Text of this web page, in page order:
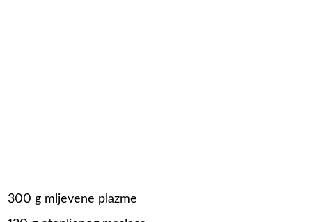
300 g mljevene plazme